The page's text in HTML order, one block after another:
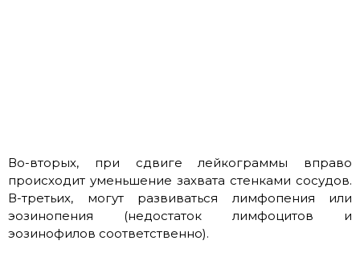
Во-вторых, при сдвиге лейкограммы вправо
происходит уменьшение захвата стенками сосудов.
В-третьих, могут развиваться лимфопения или
эозинопения (недостаток лимфоцитов и
эозинофилов соответственно).